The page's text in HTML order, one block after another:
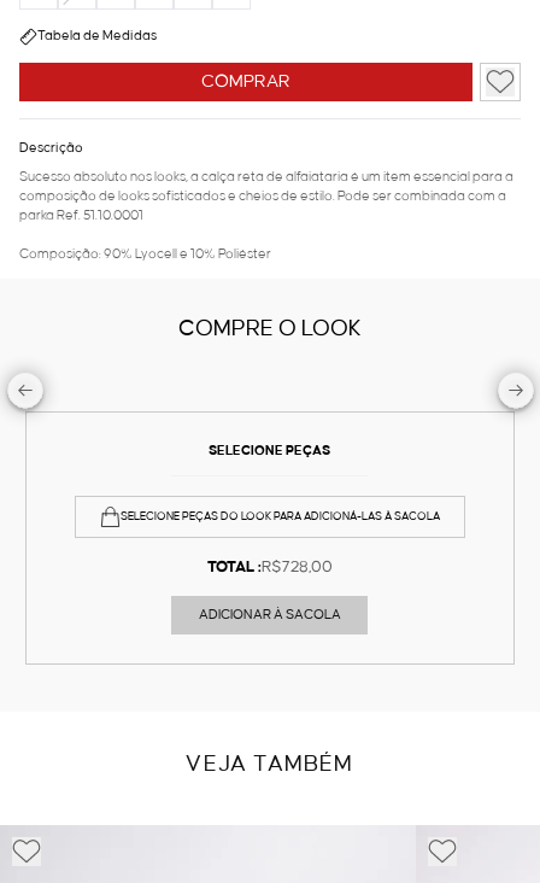
COMPRAR
Tabela de Medidas
Descrição
Sucesso absoluto nos looks, a calça reta de alfaiataria é um item essencial para a
composição de looks sofisticados e cheios de estilo. Pode ser combinada com a
parka Ref. 51.10.0001
Composição: 90% Lyocell e 10% Poliéster
COMPRE O LOOK
SELECIONE PEÇAS
SELECIONE PEÇAS DO LOOK PARA ADICIONÁ-LAS À SACOLA
TOTAL :R$728,00
ADICIONAR À SACOLA
VEJA TAMBÉM